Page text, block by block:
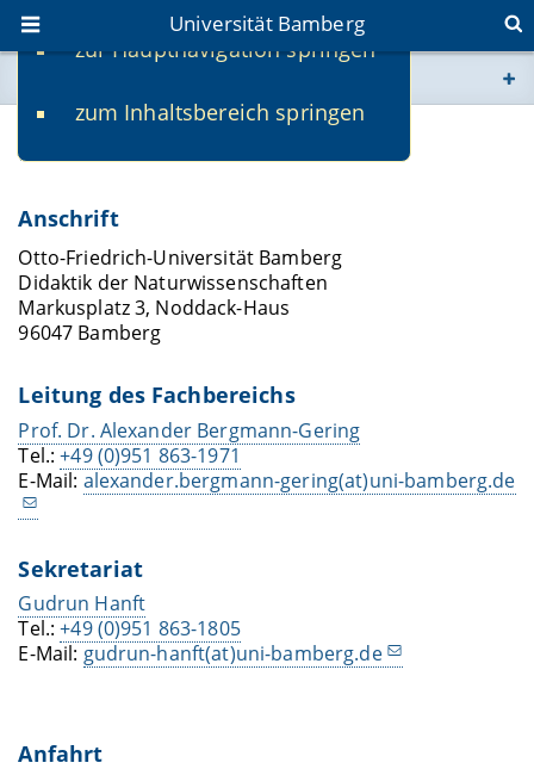
zur Hauptnavigation springen
zum Inhaltsbereich springen
Universität Bamberg
www.uni-bamberg.de
fis.uni-bamberg.de
Kontakt und Anfahrt
Anschrift
Otto-Friedrich-Universität Bamberg
Didaktik der Naturwissenschaften
Markusplatz 3, Noddack-Haus
96047 Bamberg
Leitung des Fachbereichs
Prof. Dr. Alexander Bergmann-Gering
Tel.:+49 (0)951 863-1971
E-Mail: alexander.bergmann-gering(at)uni-bamberg.de
Sekretariat
Gudrun Hanft
Tel.:+49 (0)951 863-1805
E-Mail: gudrun-hanft(at)uni-bamberg.de
Anfahrt